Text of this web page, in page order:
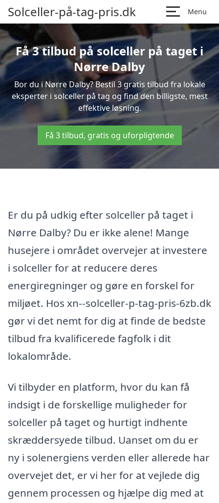
Solceller-på-tag-pris.dk Menu
Få 3 tilbud på solceller på taget i
Nørre Dalby
Bor du i Nørre Dalby? Bestil 3 gratis tilbud fra lokale
eksperter i solceller på tag og find den billigste, mest
effektive løsning.
Få 3 tilbud, gratis og uforpligtende
Er du på udkig efter solceller på taget i
Nørre Dalby? Du er ikke alene! Mange
husejere i området overvejer at investere
i solceller for at reducere deres
energiregninger og gøre en forskel for
miljøet. Hos xn--solceller-p-tag-pris-6zb.dk
gør vi det nemt for dig at finde de bedste
tilbud fra kvalificerede fagfolk i dit
lokalområde.
Vi tilbyder en platform, hvor du kan få
indsigt i de forskellige muligheder for
solceller på taget og hurtigt indhente
skræddersyede tilbud. Uanset om du er
ny i solenergiens verden eller allerede har
overvejet det, er vi her for at vejlede dig
gennem processen og hjælpe dig med at